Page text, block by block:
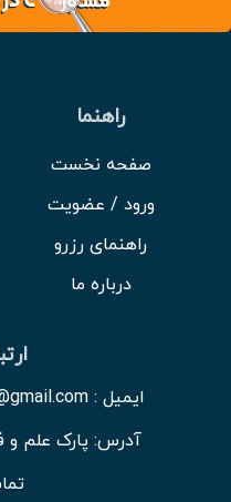
راهنما
صفحه نخست
ورود / عضویت
راهنمای رزرو
درباره ما
ایمیل : kermanshahgasht2020@gmail.com
آدرس: پارک علم و